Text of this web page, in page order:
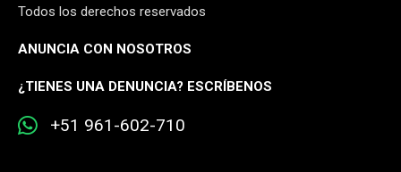
Todos los derechos reservados
ANUNCIA CON NOSOTROS
¿TIENES UNA DENUNCIA? ESCRÍBENOS
+51 961-602-710